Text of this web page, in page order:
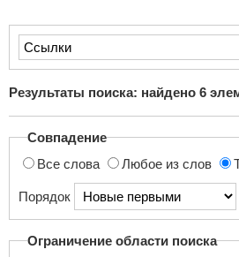
Введите
текст
поиска...
Результаты поиска: найдено 6
Совпадение
Все слова
Любое из слов
Порядок
Ограничение области поиска